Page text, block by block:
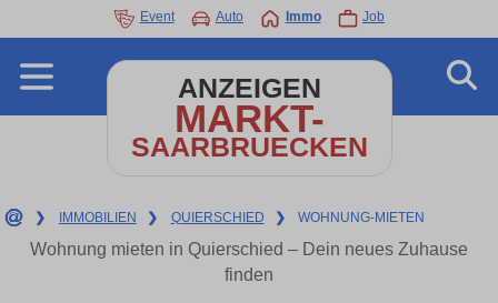
Event Auto Immo Job
ANZEIGEN
MARKT-
SAARBRUECKEN
❯ IMMOBILIEN ❯ QUIERSCHIED ❯ WOHNUNG-MIETEN
Wohnung mieten in Quierschied – Dein neues Zuhause
finden